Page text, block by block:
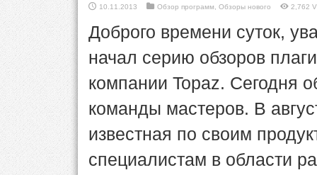
10.11.2013 Обзор программ, Обзоры нового 2,762
Доброго времени суток,
начал серию обзоров
компании Topaz. Сегодня
команды мастеров. В
известная по своим
специалистам в области